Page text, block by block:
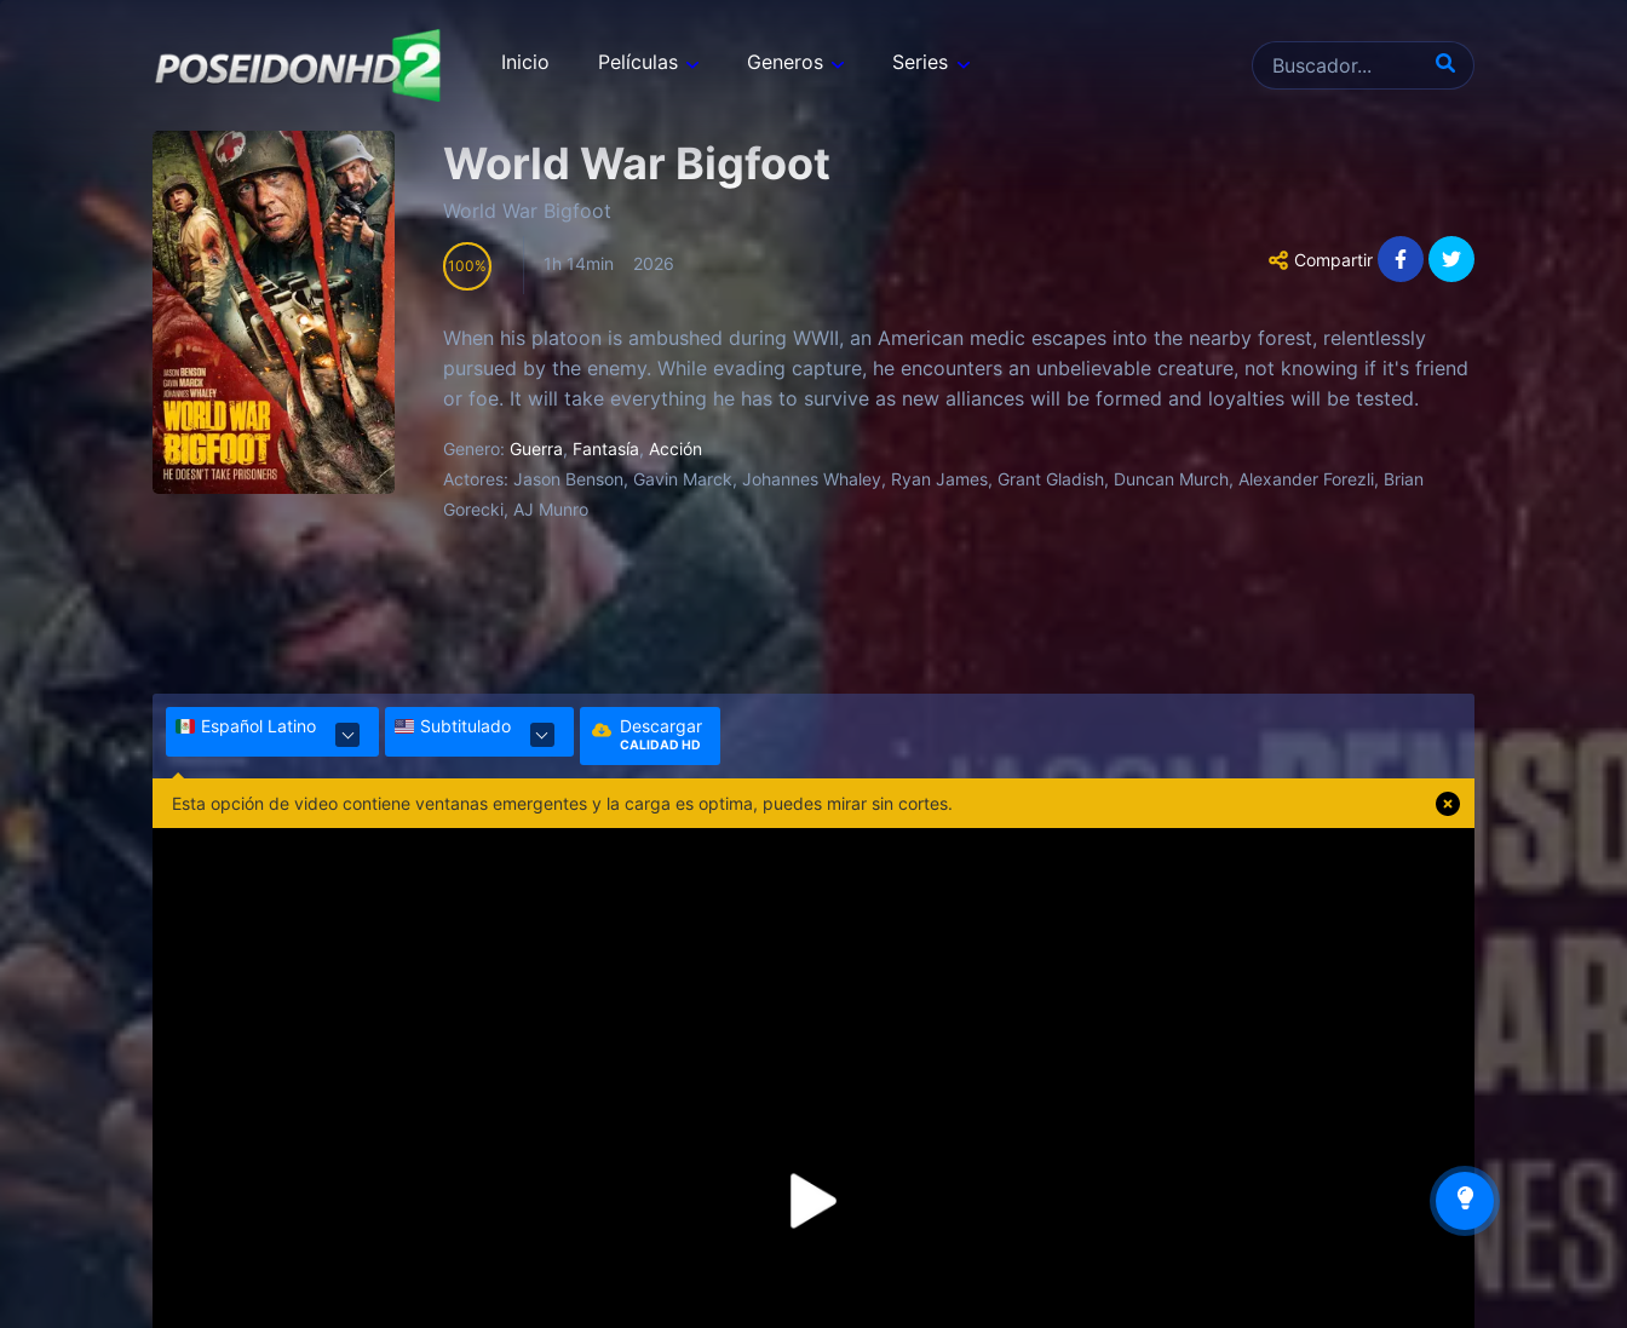
Inicio Películas Generos Series
World War Bigfoot
World War Bigfoot
100 1h 14min 2026 Compartir
When his platoon is ambushed during WWII, an American medic escapes into the nearby forest, relentlessly
pursued by the enemy. While evading capture, he encounters an unbelievable creature, not knowing if it's friend
or foe. It will take everything he has to survive as new alliances will be formed and loyalties will be tested.
Genero: Guerra, Fantasía, Acción
Actores: Jason Benson, Gavin Marck, Johannes Whaley, Ryan James, Grant Gladish, Duncan Murch, Alexander Forezli, Brian
Gorecki, AJ Munro
Español Latino Subtitulado Descargar
CALIDAD HD
Esta opción de video contiene ventanas emergentes y la carga es optima, puedes mirar sin cortes.